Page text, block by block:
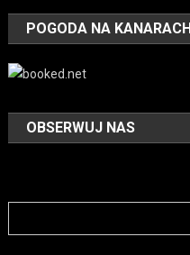
POGODA NA KANARACH
OBSERWUJ NAS